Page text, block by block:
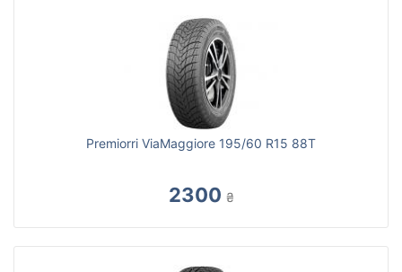
Premiorri ViaMaggiore 195/60 R15 88T
2300 ₴